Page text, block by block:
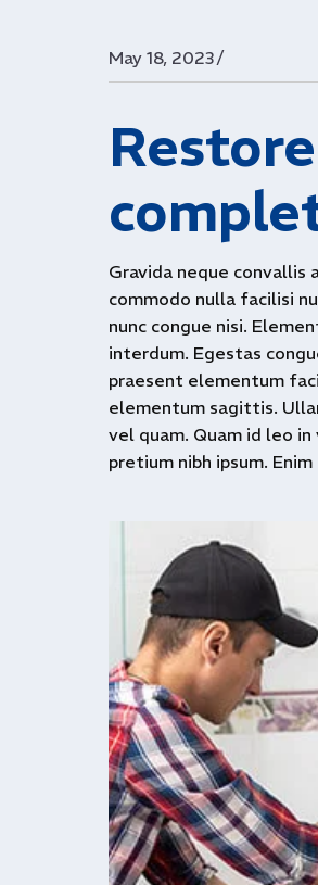
May 18, 2023/
Gravida neque convallis
commodo nulla facilisi
nunc congue nisi.
interdum. Egestas
praesent elementum
elementum sagittis.
vel quam. Quam id leo
pretium nibh ipsum.